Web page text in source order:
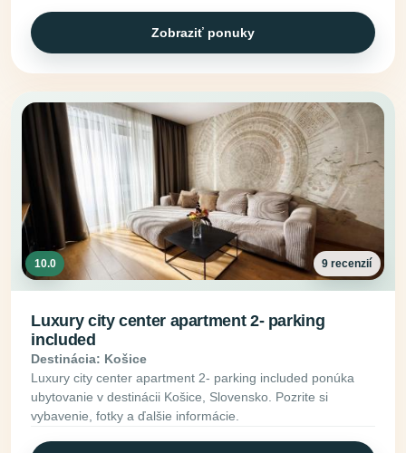
Zobraziť ponuky
10.0 9 recenzií
Luxury city center apartment 2- parking
included
Destinácia: Košice
Luxury city center apartment 2- parking included ponúka
ubytovanie v destinácii Košice, Slovensko. Pozrite si
vybavenie, fotky a ďalšie informácie.